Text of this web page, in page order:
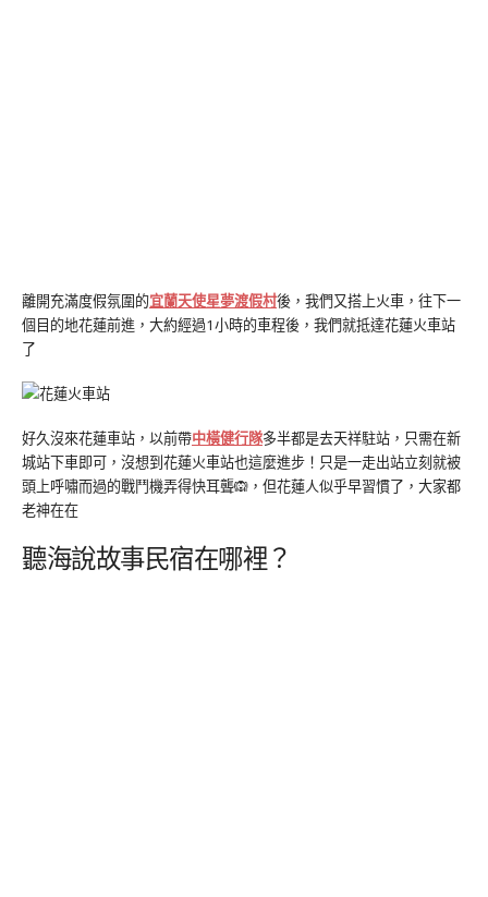
離開充滿度假氛圍的宜蘭天使星夢渡假村後，我們又搭上火車，往下一
個目的地花蓮前進，大約經過1小時的車程後，我們就抵達花蓮火車站
了
好久沒來花蓮車站，以前帶中橫健行隊多半都是去天祥駐站，只需在新
城站下車即可，沒想到花蓮火車站也這麼進步！只是一走出站立刻就被
頭上呼嘯而過的戰鬥機弄得快耳聾🙉，但花蓮人似乎早習慣了，大家都
老神在在
聽海說故事民宿在哪裡？